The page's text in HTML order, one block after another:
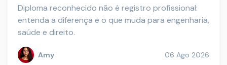
Diploma reconhecido não é registro profissional:
entenda a diferença e o que muda para engenharia,
saúde e direito.
Amy 06 Ago 2026